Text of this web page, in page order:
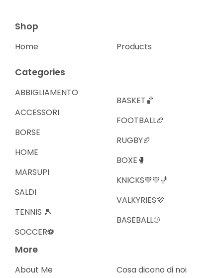
Shop
Home Products
Categories
ABBIGLIAMENTO
ACCESSORI
BORSE
HOME
MARSUPI
SALDI
TENNIS 🎾
SOCCER⚽️
BASKET🏀
FOOTBALL🏈
RUGBY🏉
BOXE🥊
KNICKS🧡💙🏀
VALKYRIES💜
BASEBALL⚾️
More
About Me Cosa dicono di noi